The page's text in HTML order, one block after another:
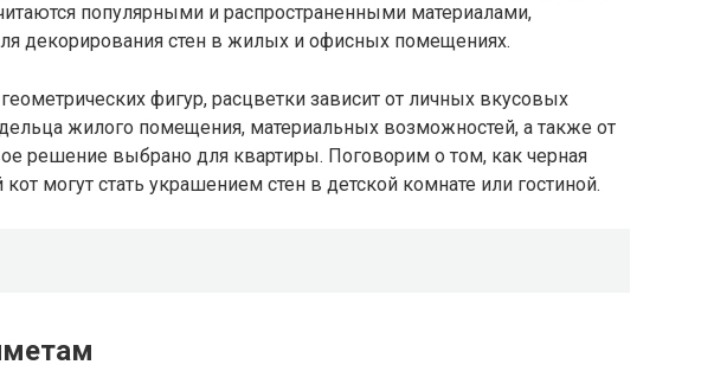
популярными и распространенными материалами,
декорирования стен в жилых и офисных помещениях.
фигур, расцветки зависит от личных вкусовых
жилого помещения, материальных возможностей, а также от
решение выбрано для квартиры. Поговорим о том, как черная
могут стать украшением стен в детской комнате или гостиной.